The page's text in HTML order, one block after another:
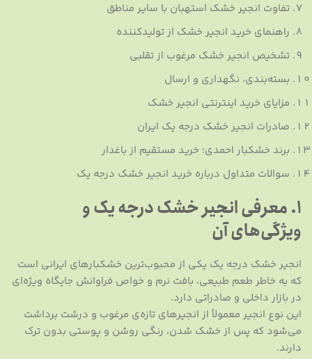
تفاوت انجیر خشک استهبان با سایر مناطق
راهنمای خرید انجیر خشک از تولیدکننده
تشخیص انجیر خشک مرغوب از تقلبی
بسته‌بندی، نگهداری و ارسال
مزایای خرید اینترنتی انجیر خشک
صادرات انجیر خشک درجه یک ایران
برند خشکبار احمدی؛ خرید مستقیم از باغدار
سوالات متداول درباره خرید انجیر خشک درجه یک
۱. معرفی انجیر خشک درجه یک و
ویژگی‌های آن
انجیر خشک درجه یک یکی از محبوب‌ترین خشکبارهای ایرانی است
که به خاطر طعم طبیعی، بافت نرم و خواص فراوانش جایگاه ویژه‌ای
در بازار داخلی و صادراتی دارد.
این نوع انجیر معمولاً از انجیرهای تازه‌ی مرغوب و درشت برداشت
می‌شود که پس از خشک شدن، رنگی روشن و پوستی بدون ترک
دارند.